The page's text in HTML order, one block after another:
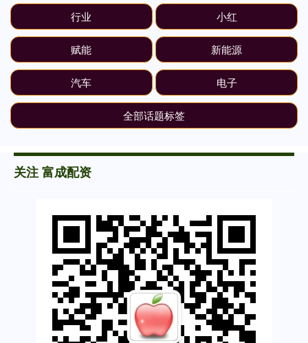
行业 小红
赋能 新能源
汽车 电子
全部话题标签
关注 富成配资